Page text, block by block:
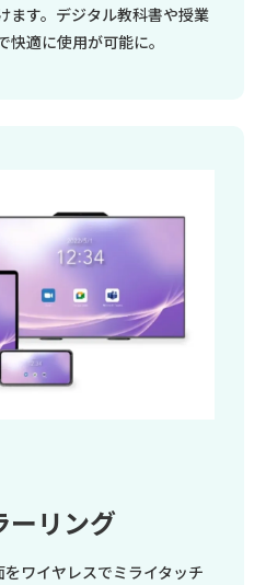
ます。デジタル教科書や授業
適に使用が可能に。
ーリング
ワイヤレスでミライタッチ